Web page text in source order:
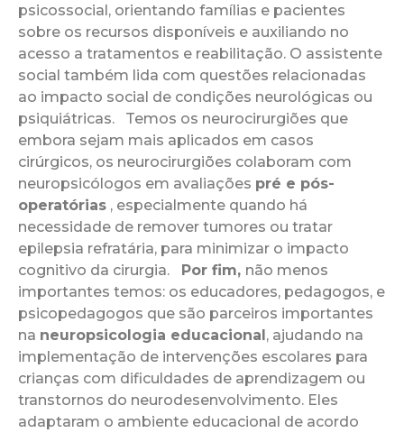
psicossocial, orientando famílias e pacientes
sobre os recursos disponíveis e auxiliando no
acesso a tratamentos e reabilitação. O assistente
social também lida com questões relacionadas
ao impacto social de condições neurológicas ou
psiquiátricas. Temos os neurocirurgiões que
embora sejam mais aplicados em casos
cirúrgicos, os neurocirurgiões colaboram com
neuropsicólogos em avaliações pré e pós-
operatórias , especialmente quando há
necessidade de remover tumores ou tratar
epilepsia refratária, para minimizar o impacto
cognitivo da cirurgia.
Por fim, não menos
importantes temos: os educadores, pedagogos, e
psicopedagogos que são parceiros importantes
na neuropsicologia educacional, ajudando na
implementação de intervenções escolares para
crianças com dificuldades de aprendizagem ou
transtornos do neurodesenvolvimento. Eles
adaptaram o ambiente educacional de acordo